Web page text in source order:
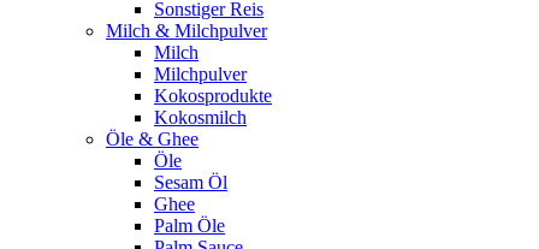
Sonstiger Reis
Milch & Milchpulver
Milch
Milchpulver
Kokosprodukte
Kokosmilch
Öle & Ghee
Öle
Sesam Öl
Ghee
Palm Öle